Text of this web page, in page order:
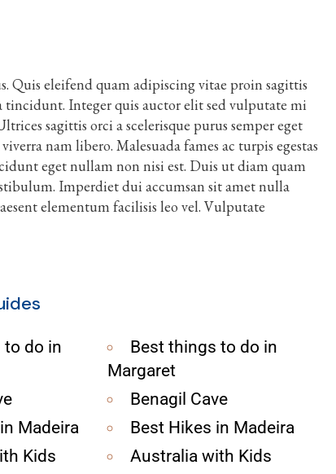
Quis eleifend quam adipiscing vitae proin sagittis
tincidunt. Integer quis auctor elit sed vulputate mi
sagittis orci a scelerisque purus semper eget
nam libero. Malesuada fames ac turpis egestas
eget nullam non nisi est. Duis ut diam quam
Imperdiet dui accumsan sit amet nulla
elementum facilisis leo vel. Vulputate
to do in
Madeira
Kids
Best things to do in
Margaret
Benagil Cave
Best Hikes in Madeira
Australia with Kids